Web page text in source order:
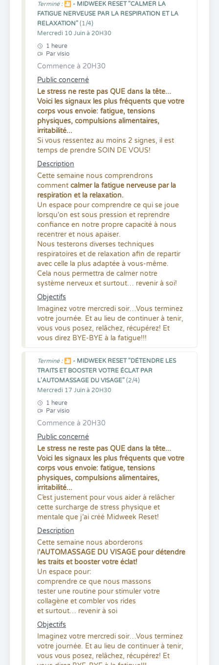
Terminé : 🎦 - MIDWEEK RESET "CALMER LA
FATIGUE NERVEUSE PAR LA RESPIRATION ET LA
RELAXATION" (1/4)
Mercredi 10 Juin à 20H30
1 heure
Par visio
Commence à 20H30
Public concerné
Le stress ne reste pas QUE dans la tête...
Voici les signaux les plus fréquents que votre
corps vous envoie: fatigue, tensions
physiques, compulsions alimentaires,
irritabilité...
Si vous ressentez au moins 2 signes, il est
temps de prendre SOIN DE VOUS!
Description
Cette semaine nous comprendrons
comment calmer la fatigue nerveuse par la
respiration et la relaxation.
Un espace pour comprendre ce qui se joue
lorsqu'on est sous pression et reprendre
confiance en notre propre capacité à nous
recentrer et nous apaiser.
Nous testerons diverses techniques
respiratoires et de relaxation afin de repartir
avec celle la plus adaptée à vous-même.
Cela nous permettra de calmer notre
système nerveux et surtout… revenir à soi!
Objectifs
Imaginez votre mercredi soir…Vous terminez
votre journée. Et au lieu de continuer à tenir,
vous vous posez, relâchez, récupérez! Et
vous direz BYE-BYE à la fatigue!!!
Terminé : 🎦 - MIDWEEK RESET "DÉTENDRE LES
TRAITS ET BOOSTER VOTRE ÉCLAT PAR
L'AUTOMASSAGE DU VISAGE" (2/4)
Mercredi 17 Juin à 20H30
1 heure
Par visio
Commence à 20H30
Public concerné
Le stress ne reste pas QUE dans la tête...
Voici les signaux les plus fréquents que votre
corps vous envoie: fatigue, tensions
physiques, compulsions alimentaires,
irritabilité...
C’est justement pour vous aider à relâcher
cette surcharge de stress physique et
mentale que j’ai créé Midweek Reset!
Description
Cette semaine nous aborderons
l'AUTOMASSAGE DU VISAGE pour détendre
les traits et booster votre éclat!
Un espace pour:
comprendre ce que nous massons
tester une routine pour stimuler votre
collagène et combler vos rides
et surtout… revenir à soi
Objectifs
Imaginez votre mercredi soir…Vous terminez
votre journée. Et au lieu de continuer à tenir,
vous vous posez, relâchez, récupérez! Et